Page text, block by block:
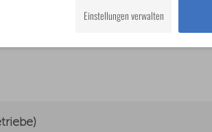
Schadstoffklasse gleichwertig zur
Einstellungen verwalten